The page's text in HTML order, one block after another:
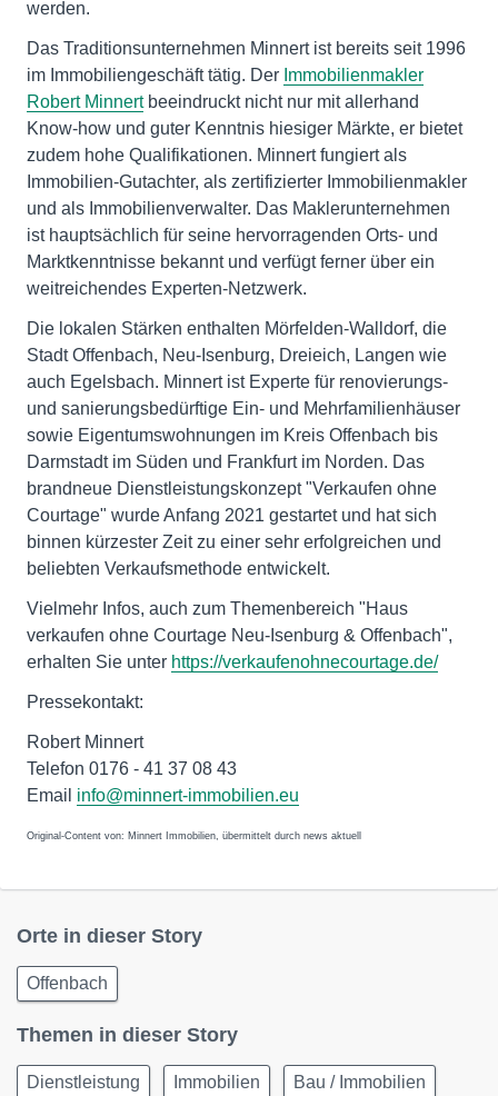
werden.
Das Traditionsunternehmen Minnert ist bereits seit 1996
im Immobiliengeschäft tätig. Der Immobilienmakler
Robert Minnertbeeindruckt nicht nur mit allerhand
Know-how und guter Kenntnis hiesiger Märkte, er bietet
zudem hohe Qualifikationen. Minnert fungiert als
Immobilien-Gutachter, als zertifizierter Immobilienmakler
und als Immobilienverwalter. Das Maklerunternehmen
ist hauptsächlich für seine hervorragenden Orts- und
Marktkenntnisse bekannt und verfügt ferner über ein
weitreichendes Experten-Netzwerk.
Die lokalen Stärken enthalten Mörfelden-Walldorf, die
Stadt Offenbach, Neu-Isenburg, Dreieich, Langen wie
auch Egelsbach. Minnert ist Experte für renovierungs-
und sanierungsbedürftige Ein- und Mehrfamilienhäuser
sowie Eigentumswohnungen im Kreis Offenbach bis
Darmstadt im Süden und Frankfurt im Norden. Das
brandneue Dienstleistungskonzept "Verkaufen ohne
Courtage" wurde Anfang 2021 gestartet und hat sich
binnen kürzester Zeit zu einer sehr erfolgreichen und
beliebten Verkaufsmethode entwickelt.
Vielmehr Infos, auch zum Themenbereich "Haus
verkaufen ohne Courtage Neu-Isenburg & Offenbach",
erhalten Sie unter https://verkaufenohnecourtage.de/
Pressekontakt:
Robert Minnert
Telefon 0176 - 41 37 08 43
Email info@minnert-immobilien.eu
Original-Content von: Minnert Immobilien, übermittelt durch news aktuell
Orte in dieser Story
Offenbach
Themen in dieser Story
Dienstleistung Immobilien Bau / Immobilien